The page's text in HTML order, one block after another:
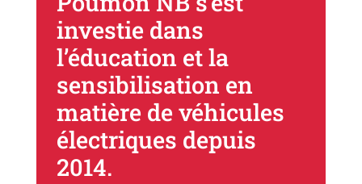
investie dans
l’éducation et la
sensibilisation en
matière de véhicules
électriques depuis
2014.